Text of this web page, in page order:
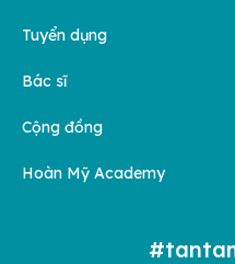
Tuyển dụng
Bác sĩ
Cộng đồng
Hoàn Mỹ Academy